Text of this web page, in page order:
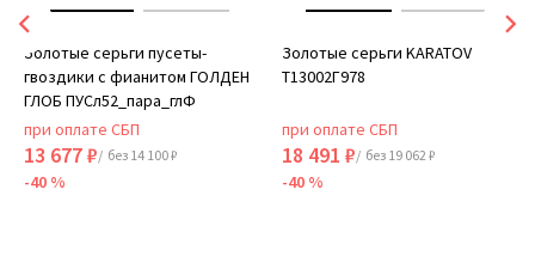
Золотые серьги пусеты-
гвоздики с фианитом ГОЛДЕН
ГЛОБ ПУСл52_пара_глФ
при оплате СБП
13 677 ₽/ без 14 100 ₽
-40 %
Золотые серьги KARATOV
Т13002Г978
при оплате СБП
18 491 ₽/ без 19 062 ₽
-40 %